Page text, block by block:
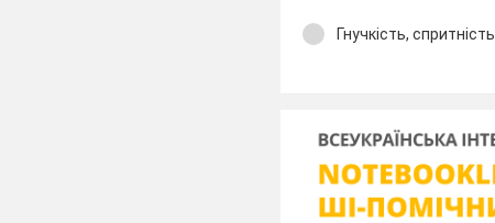
Гнучкість, спритність